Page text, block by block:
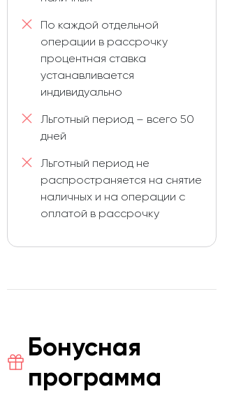
По каждой отдельной
операции в рассрочку
процентная ставка
устанавливается
индивидуально
Льготный период – всего 50
дней
Льготный период не
распространяется на снятие
наличных и на операции с
оплатой в рассрочку
Бонусная
программа